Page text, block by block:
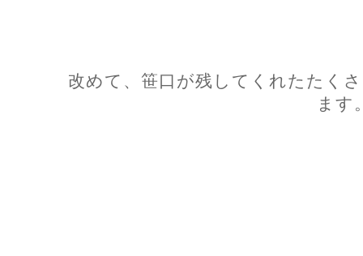
改めて、笹口が残してくれたたく
ます